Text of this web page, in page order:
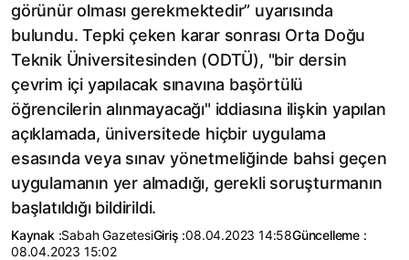
görünür olması gerekmektedir” uyarısında
bulundu. Tepki çeken karar sonrası Orta Doğu
Teknik Üniversitesinden (ODTÜ), "bir dersin
çevrim içi yapılacak sınavına başörtülü
öğrencilerin alınmayacağı" iddiasına ilişkin yapılan
açıklamada, üniversitede hiçbir uygulama
esasında veya sınav yönetmeliğinde bahsi geçen
uygulamanın yer almadığı, gerekli soruşturmanın
başlatıldığı bildirildi.
Kaynak :Sabah GazetesiGiriş :08.04.2023 14:58Güncelleme :
08.04.2023 15:02